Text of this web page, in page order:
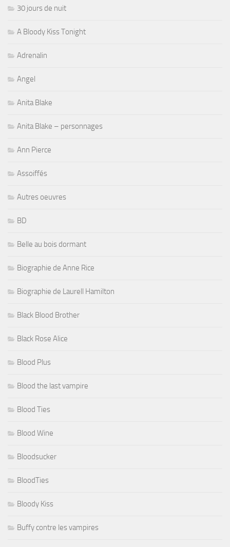
30 jours de nuit
A Bloody Kiss Tonight
Adrenalin
Angel
Anita Blake
Anita Blake – personnages
Ann Pierce
Assoiffés
Autres oeuvres
BD
Belle au bois dormant
Biographie de Anne Rice
Biographie de Laurell Hamilton
Black Blood Brother
Black Rose Alice
Blood Plus
Blood the last vampire
Blood Ties
Blood Wine
Bloodsucker
BloodTies
Bloody Kiss
Buffy contre les vampires